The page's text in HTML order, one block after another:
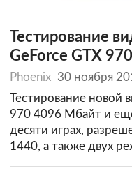
Тестирование
GeForce GTX
Phoenix 30 ноября
Тестирование новой
970 4096 Мбайт и
десяти играх,
1440, а также двух